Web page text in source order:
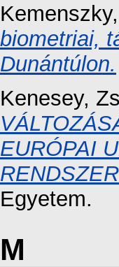
biometriai,
Dunántúlon.
Kenesey,
EURÓPAI
Egyetem.
M